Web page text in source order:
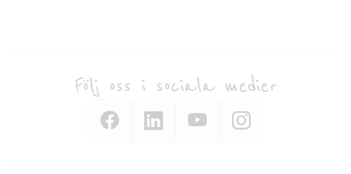
Följ oss i sociala medier